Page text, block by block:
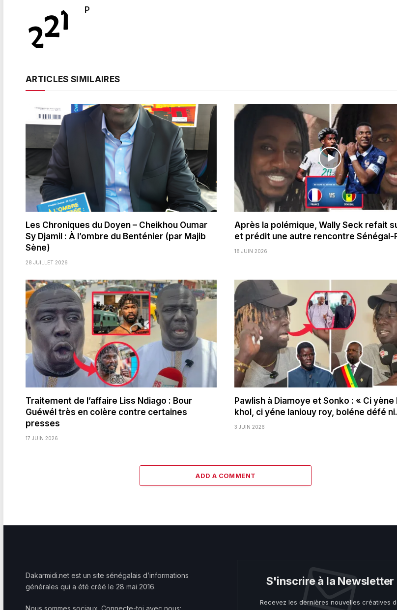
P
ARTICLES SIMILAIRES
Les Chroniques du Doyen – Cheikhou Oumar
Sy Djamil : À l’ombre du Benténier (par Majib
Sène)
28 JUILLET 2026
Après la polémique, Wally Seck refait
et prédit une autre rencontre Sénégal-
18 JUIN 2026
Traitement de l’affaire Liss Ndiago : Bour
Guéwél très en colère contre certaines
presses
17 JUIN 2026
Pawlish à Diamoye et Sonko : « Ci yène
khol, ci yéne laniouy roy, boléne défé
3 JUIN 2026
ADD A COMMENT
Dakarmidi.net est un site sénégalais d’informations
générales qui a été créé le 28 mai 2016.
S'inscrire à la Newsletter
Recevez les dernières nouvelles créatives